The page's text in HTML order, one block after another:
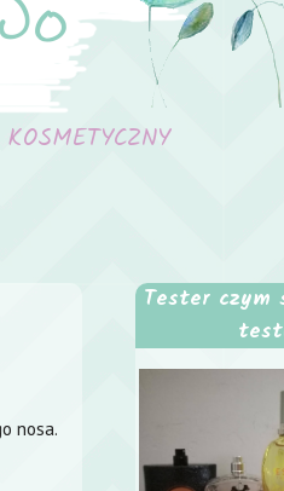
nosa.
Tester czym